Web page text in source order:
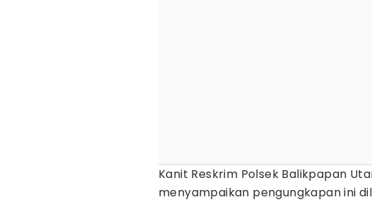
Kanit Reskrim Polsek Balikpapan
menyampaikan pengungkapan ini